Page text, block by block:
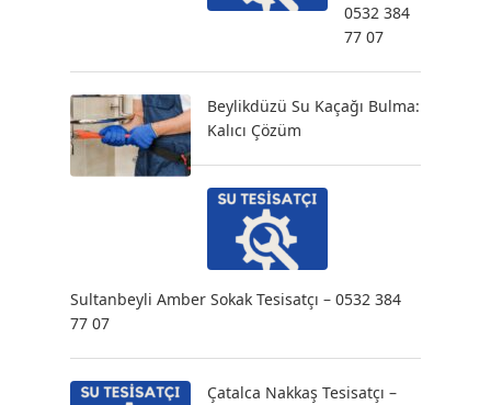
0532 384
77 07
Beylikdüzü Su Kaçağı Bulma:
Kalıcı Çözüm
Sultanbeyli Amber Sokak Tesisatçı – 0532 384
77 07
Çatalca Nakkaş Tesisatçı –